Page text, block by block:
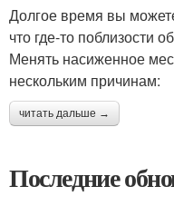
Долгое время вы
что где-то поблизости
Менять насиженное
нескольким причинам:
читать дальше →
Последние